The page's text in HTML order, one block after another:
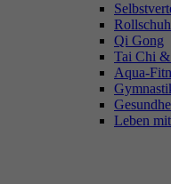
Qi Gong
Tai Chi
Aqua-
Leben